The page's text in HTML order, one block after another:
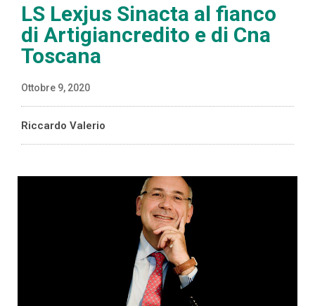
LS Lexjus Sinacta al fianco
di Artigiancredito e di Cna
Toscana
Ottobre 9, 2020
Riccardo Valerio